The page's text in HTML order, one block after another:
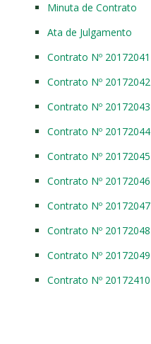
Minuta de Contrato
Ata de Julgamento
Contrato Nº 20172041
Contrato Nº 20172042
Contrato Nº 20172043
Contrato Nº 20172044
Contrato Nº 20172045
Contrato Nº 20172046
Contrato Nº 20172047
Contrato Nº 20172048
Contrato Nº 20172049
Contrato Nº 20172410